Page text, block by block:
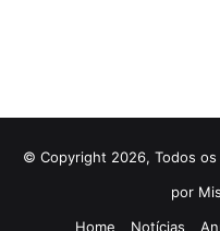
© Copyright 2026, Todos
por
Home
Notícias